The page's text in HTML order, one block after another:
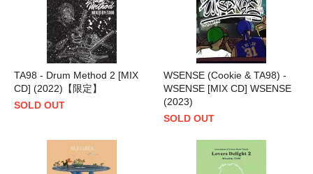
TA98 - Drum Method 2 [MIX
CD] (2022)【限定】
SOLD OUT
WSENSE (Cookie & TA98) -
WSENSE [MIX CD] WSENSE
(2023)
SOLD OUT